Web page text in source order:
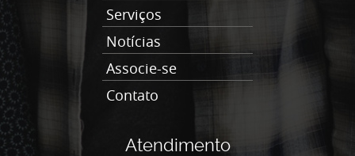
Serviços
Notícias
Associe-se
Contato
Atendimento